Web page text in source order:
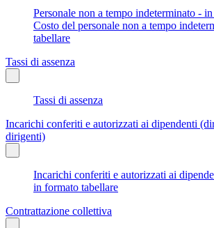
Personale non a tempo indeterminato -
Costo del personale non a tempo
tabellare
Tassi di assenza
Tassi di assenza
Incarichi conferiti e autorizzati ai dipendenti
dirigenti)
Incarichi conferiti e autorizzati ai
in formato tabellare
Contrattazione collettiva